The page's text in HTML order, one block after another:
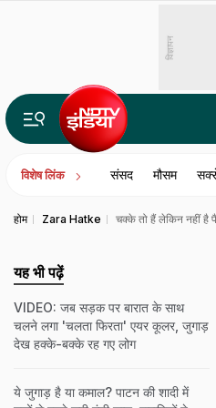
विज्ञापन
विशेष लिंक संसद मौसम
होम Zara Hatke चक्के तो हैं लेकिन नहीं है
यह भी पढ़ें
VIDEO: जब सड़क पर बारात के साथ
चलने लगा 'चलता फिरता' एयर कूलर, जुगाड़
देख हक्के-बक्के रह गए लोग
ये जुगाड़ है या कमाल? पाटन की शादी में